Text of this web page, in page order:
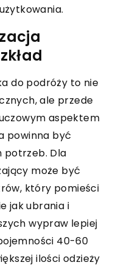
do podróży to nie
ale przede
aspektem
powinna być
potrzeb. Dla
może być
który pomieści
jak ubrania i
wypraw lepiej
40-60
ilości odzieży